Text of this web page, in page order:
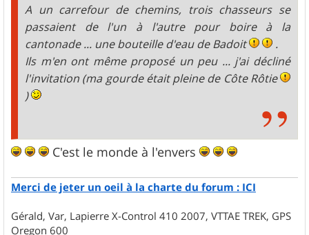
A un carrefour de chemins, trois chasseurs se
passaient de l'un à l'autre pour boire à la
cantonade ... une bouteille d'eau de Badoit
.
Ils m'en ont même proposé un peu ... j'ai décliné
l'invitation (ma gourde était pleine de Côte Rôtie
)
C'est le monde à l'envers
Merci de jeter un oeil à la charte du forum : ICI
Gérald, Var, Lapierre X-Control 410 2007, VTTAE TREK, GPS
Oregon 600